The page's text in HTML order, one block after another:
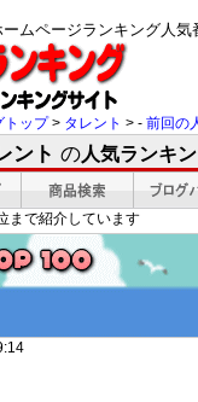
ムページランキング人
トップ> タレント > - 前回の
ント の人気ランキ
まで紹介しています